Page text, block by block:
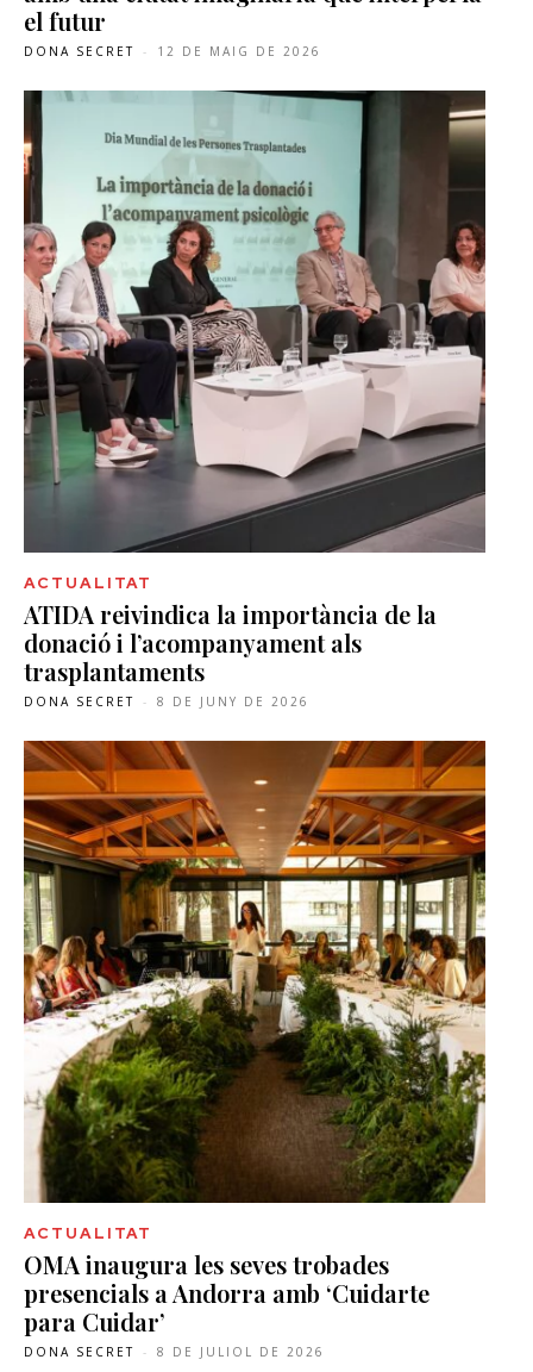
el futur
DONA SECRET - 12 DE MAIG DE 2026
ACTUALITAT
ATIDA reivindica la importància de la
donació i l’acompanyament als
trasplantaments
DONA SECRET - 8 DE JUNY DE 2026
ACTUALITAT
OMA inaugura les seves trobades
presencials a Andorra amb ‘Cuidarte
para Cuidar’
DONA SECRET - 8 DE JULIOL DE 2026